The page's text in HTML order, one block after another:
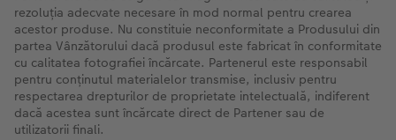
rezoluția adecvate necesare în mod normal pentru crearea
acestor produse. Nu constituie neconformitate a Produsului din
partea Vânzătorului dacă produsul este fabricat în conformitate
cu calitatea fotografiei încărcate. Partenerul este responsabil
pentru conținutul materialelor transmise, inclusiv pentru
respectarea drepturilor de proprietate intelectuală, indiferent
dacă acestea sunt încărcate direct de Partener sau de
utilizatorii finali.